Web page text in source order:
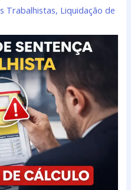
Trabalhistas, Liquidação de